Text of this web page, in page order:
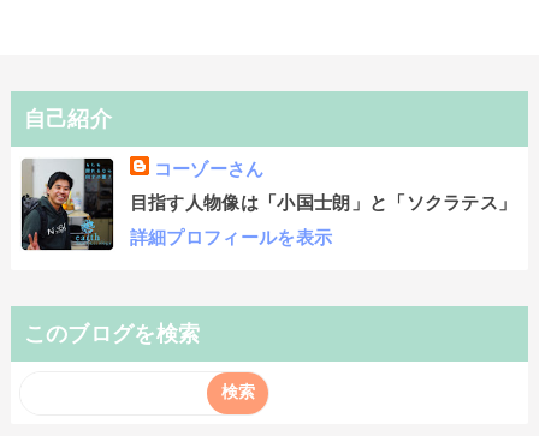
自己紹介
コーゾーさん
目指す人物像は「小国士朗」と「ソクラテス」
詳細プロフィールを表示
このブログを検索